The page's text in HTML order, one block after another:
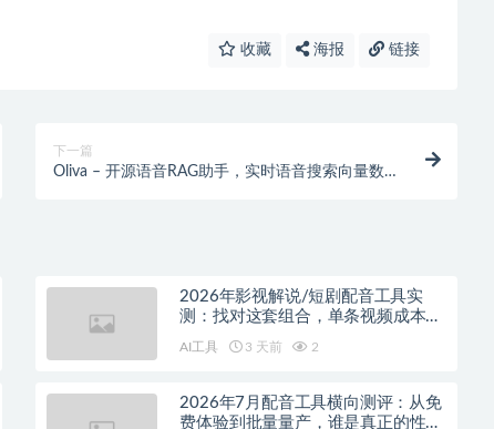
收藏 海报 链接
下一篇
Oliva – 开源语音RAG助手，实时语音搜索向量数据
2026年影视解说/短剧配音工具实
测：找对这套组合，单条视频成本直
AI工具 3 天前 2
2026年7月配音工具横向测评：从免
费体验到批量量产，谁是真正的性价